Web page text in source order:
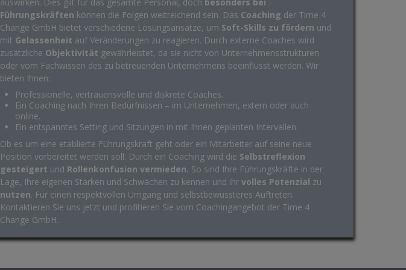
Führungskräften können die Folgen weitreichend sein. Das Coaching der Time 4
Change GmbH bietet verschiedene Lösungsansätze, um Soft-Skills zu fördern und
mit Gelassenheit auf Veränderungen zu reagieren. Durch externe Coaches wird
zusätzliche Objektivität gewährleistet, da sie nicht von Unternehmensstrukturen
oder vom Fachwissen des zu betreuenden Unternehmens beeinflusst werden. Wir
bieten Ihnen:
Professionelle, vertrauensvolle und diskrete Coaches.
Ein Coaching nach Ihren Bedürfnissen – im Unternehmen, extern oder auch
online.
Ein entspanntes Setting und Sitzungen in mit Ihnen geplanten Intervallen.
Ob es um eine etablierte Führungskraft geht oder ein Mitarbeiter auf seine neue
Position vorbereitet werden soll: Durch ein Coaching wird die Selbstreflexion
gesteigert und Rollenkonfusion vermieden. So sind Ihre Führungskräfte in der
Lage, Ihre eigenen Stärken und Schwächen zu kennen und ihrvolles Potenzial zu
nutzen. Für einen respektvollen Umgang und selbstbewussteres Auftreten.
Kontaktieren Sie uns jetzt und profitieren Sie vom Coachingangebot der Time 4
Change GmbH.